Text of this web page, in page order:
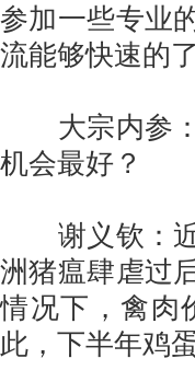
参加一些专业
流能够快速的
大宗内参：
机会最好？
谢义钦：近
洲猪瘟肆虐过
情况下，禽肉
此，下半年鸡